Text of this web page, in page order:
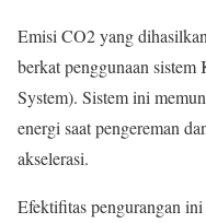
Emisi CO2 yang
berkat penggunaan
System). Sistem ini
energi saat pengereman
akselerasi.
Efektifitas pengurangan